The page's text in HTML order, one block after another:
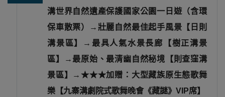
溝世界自然遺產保護國家公園一日遊（含環
保車散票）→壯麗自然最佳起手風景【日則
溝景區】→最具人氣水景長廊【樹正溝景
區】→最原始、最清幽自然秘境【則查窪溝
景區】→★★★加贈：大型藏族原生態歌舞
樂【九寨溝劇院式歌舞晚會《藏謎》VIP席】